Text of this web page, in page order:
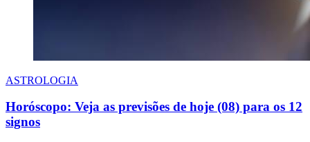
ASTROLOGIA
Horóscopo: Veja as previsões de hoje (08) para os 12
signos